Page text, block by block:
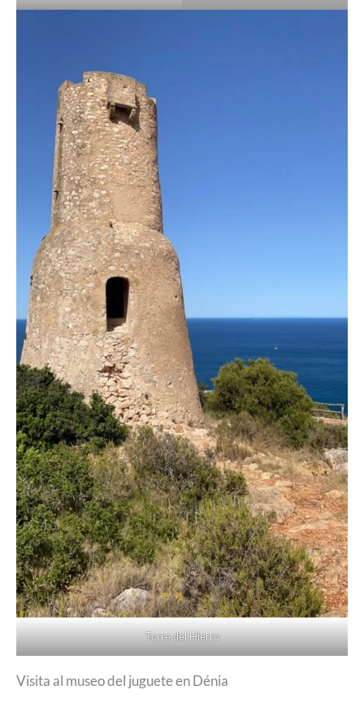
Torre del Hierro
Visita al museo del juguete en Dénia